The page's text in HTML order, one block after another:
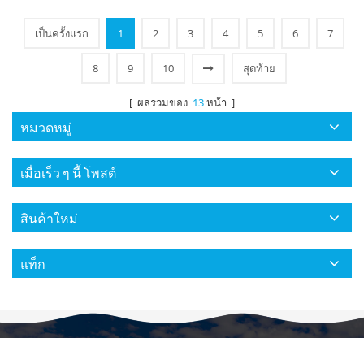
เป็นครั้งแรก 1 2 3 4 5 6 7
8 9 10 สุดท้าย
[ ผลรวมของ 13หน้า ]
หมวดหมู่
เมื่อเร็ว ๆ นี้ โพสต์
สินค้าใหม่
แท็ก